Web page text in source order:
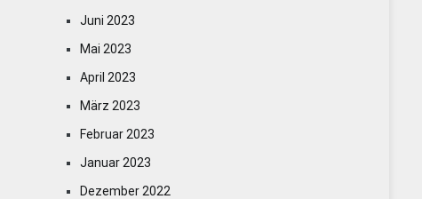
Juni 2023
Mai 2023
April 2023
März 2023
Februar 2023
Januar 2023
Dezember 2022